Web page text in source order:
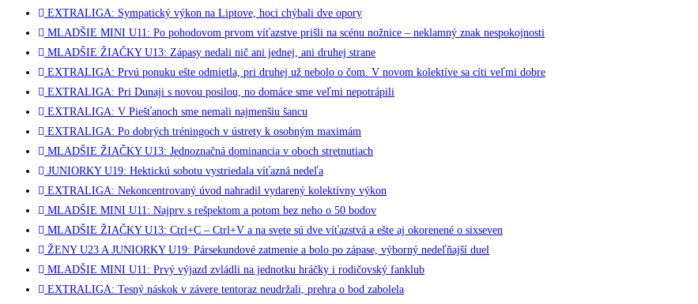
EXTRALIGA: Sympatický výkon na Liptove, hoci chýbali dve opory
MLADŠIE MINI U11: Po pohodovom prvom víťazstve prišli na scénu nožnice – neklamný znak nespokojnosti
MLADŠIE ŽIAČKY U13: Zápasy nedali nič ani jednej, ani druhej strane
EXTRALIGA: Prvú ponuku ešte odmietla, pri druhej už nebolo o čom. V novom kolektíve sa cíti veľmi dobre
EXTRALIGA: Pri Dunaji s novou posilou, no domáce sme veľmi nepotrápili
EXTRALIGA: V Piešťanoch sme nemali najmenšiu šancu
EXTRALIGA: Po dobrých tréningoch v ústrety k osobným maximám
MLADŠIE ŽIAČKY U13: Jednoznačná dominancia v oboch stretnutiach
JUNIORKY U19: Hektickú sobotu vystriedala víťazná nedeľa
EXTRALIGA: Nekoncentrovaný úvod nahradil vydarený kolektívny výkon
MLADŠIE MINI U11: Najprv s rešpektom a potom bez neho o 50 bodov
MLADŠIE ŽIAČKY U13: Ctrl+C – Ctrl+V a na svete sú dve víťazstvá a ešte aj okorenené o sixseven
ŽENY U23 A JUNIORKY U19: Pársekundové zatmenie a bolo po zápase, výborný nedeľňajší duel
MLADŠIE MINI U11: Prvý výjazd zvládli na jednotku hráčky i rodičovský fanklub
EXTRALIGA: Tesný náskok v závere tentoraz neudržali, prehra o bod zabolela